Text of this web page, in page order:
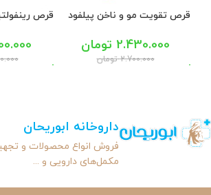
قرص تقویت مو و ناخن پیلفود
2.700.000 تومان
2.430.000 تومان
داروخانه ابوریحان
مکمل‌های دارویی و ...